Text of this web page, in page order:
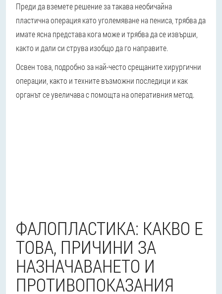
Преди да вземете решение за такава необичайна
пластична операция като уголемяване на пениса, трябва да
имате ясна представа кога може и трябва да се извърши,
както и дали си струва изобщо да го направите.
Освен това, подробно за най-често срещаните хирургични
операции, както и техните възможни последици и как
органът се увеличава с помощта на оперативния метод.
ФАЛОПЛАСТИКА: КАКВО Е
ТОВА, ПРИЧИНИ ЗА
НАЗНАЧАВАНЕТО И
ПРОТИВОПОКАЗАНИЯ